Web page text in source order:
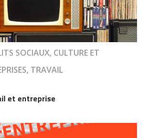
SOCIAUX, CULTURE ET
TRAVAIL
et entreprise